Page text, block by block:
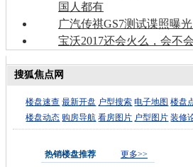
国人都有
广汽传祺GS7测试谍照曝
宝沃2017还会火么，会不
搜狐焦点网
楼盘速查 最新开盘 户型搜索 电子地图 楼盘
楼盘动态 购房导航 看房图片 户型图片 装修
热销楼盘推荐 更多>>